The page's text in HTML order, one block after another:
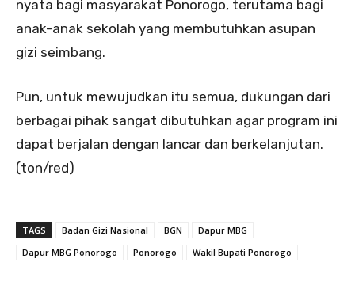
nyata bagi masyarakat Ponorogo, terutama bagi
anak-anak sekolah yang membutuhkan asupan
gizi seimbang.
Pun, untuk mewujudkan itu semua, dukungan dari
berbagai pihak sangat dibutuhkan agar program ini
dapat berjalan dengan lancar dan berkelanjutan.
(ton/red)
TAGS Badan Gizi Nasional BGN
Dapur MBG
Dapur MBG Ponorogo
Ponorogo Wakil Bupati Ponorogo